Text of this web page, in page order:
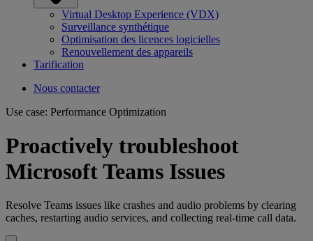
Virtual Desktop Experience (VDX)
Surveillance synthétique
Optimisation des licences logicielles
Renouvellement des appareils
Tarification
Nous contacter
Use case: Performance Optimization
Proactively troubleshoot
Microsoft Teams Issues
Resolve Teams issues like crashes and audio problems by clearing
caches, restarting audio services, and collecting real-time call data.